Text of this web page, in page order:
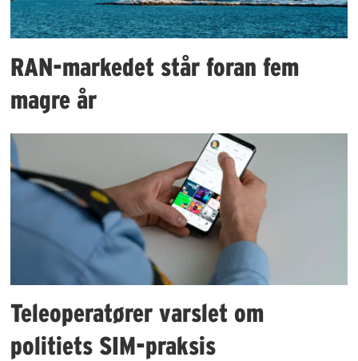
RAN-markedet står foran fem
magre år
Teleoperatører varslet om
politiets SIM-praksis